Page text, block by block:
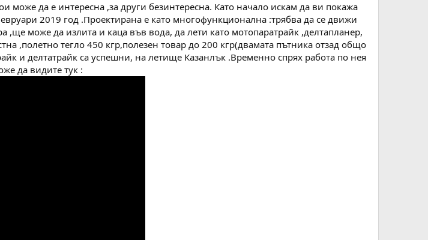
може да е интересна ,за други безинтересна. Като начало искам да ви покажа
2019 год .Проектирана е като многофункционална :трябва да се движи
,ще може да излита и каца във вода, да лети като мотопаратрайк ,делтапланер,
,полетно тегло 450 кгр,полезен товар до 200 кгр(двамата пътника отзад общо
и делтатрайк са успешни, на летище Казанлък .Временно спрях работа по нея
да видите тук :